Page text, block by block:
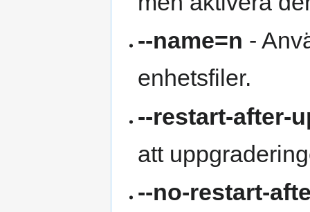
--name=n -
enhetsfiler.
--restart-after-
att
--no-restart-